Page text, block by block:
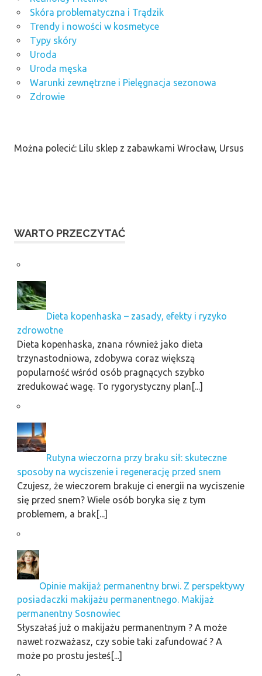
Skóra problematyczna i Trądzik
Trendy i nowości w kosmetyce
Typy skóry
Uroda
Uroda męska
Warunki zewnętrzne i Pielęgnacja sezonowa
Zdrowie
Można polecić: Lilu sklep z zabawkami Wrocław, Ursus
WARTO PRZECZYTAĆ
Dieta kopenhaska – zasady, efekty i ryzyko
zdrowotne
Dieta kopenhaska, znana również jako dieta
trzynastodniowa, zdobywa coraz większą
popularność wśród osób pragnących szybko
zredukować wagę. To rygorystyczny plan[...]
Rutyna wieczorna przy braku sił: skuteczne
sposoby na wyciszenie i regenerację przed snem
Czujesz, że wieczorem brakuje ci energii na wyciszenie
się przed snem? Wiele osób boryka się z tym
problemem, a brak[...]
Opinie makijaż permanentny brwi. Z perspektywy
posiadaczki makijażu permanentnego. Makijaż
permanentny Sosnowiec
Słyszałaś już o makijażu permanentnym ? A może
nawet rozważasz, czy sobie taki zafundować ? A
może po prostu jesteś[...]